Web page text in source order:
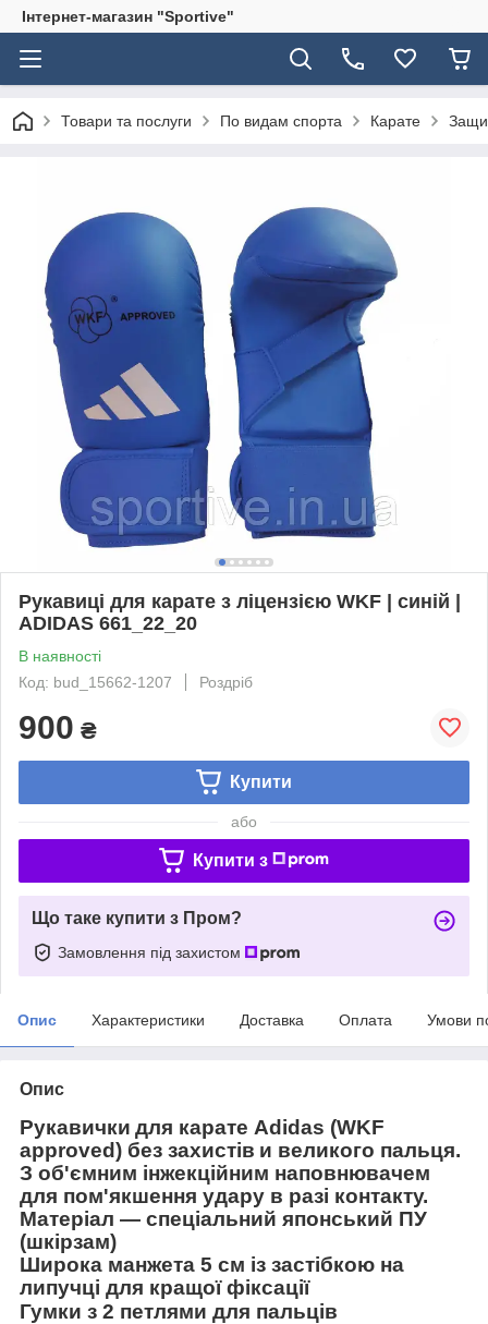
Інтернет-магазин "Sportive"
Товари та послуги По видам спорта Карате
Рукавиці для карате з ліцензією WKF | синій |
ADIDAS 661_22_20
В наявності
Код: bud_15662-1207
Роздріб
900 ₴
Купити
або
Купити з
Що таке купити з Пром?
Замовлення під захистом
Опис Характеристики Доставка Оплата Умови
Опис
Рукавички для карате Adidas (WKF
approved) без захистів и великого пальця.
З об'ємним інжекційним наповнювачем
для пом'якшення удару в разі контакту.
Матеріал — спеціальний японський ПУ
(шкірзам)
Широка манжета 5 см із застібкою на
липучці для кращої фіксації
Гумки з 2 петлями для пальців